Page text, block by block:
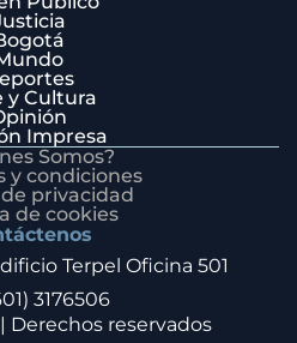
y Cultura
Impresa
Somos?
y condiciones
privacidad
de cookies
Terpel Oficina 501
3176506
Derechos reservados